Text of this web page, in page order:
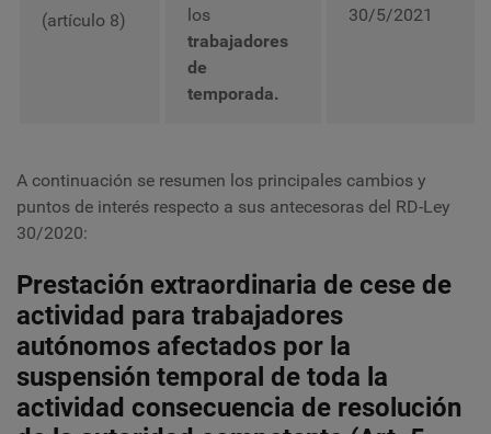
(artículo 8)
los
trabajadores
de
temporada.
30/5/2021
A continuación se resumen los principales cambios y
puntos de interés respecto a sus antecesoras del RD-Ley
30/2020:
Prestación extraordinaria de cese de
actividad para trabajadores
autónomos afectados por la
suspensión temporal de toda la
actividad consecuencia de resolución